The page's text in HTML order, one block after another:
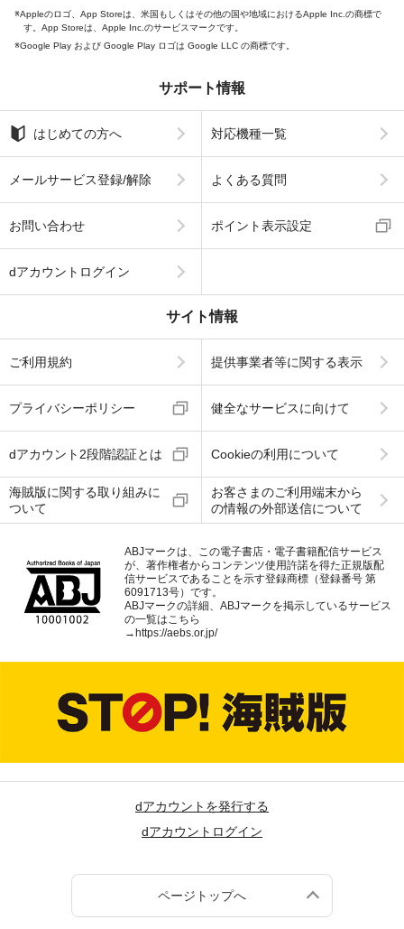
Appleのロゴ、App Storeは、米国もしくはその他の国や地域におけるApple Inc.の商標で
す。App Storeは、Apple Inc.のサービスマークです。
Google Play および Google Play ロゴは Google LLC の商標です。
サポート情報
はじめての方へ 対応機種一覧
メールサービス登録/解除 よくある質問
お問い合わせ ポイント表示設定
dアカウントログイン
サイト情報
ご利用規約 提供事業者等に関する表示
プライバシーポリシー 健全なサービスに向けて
dアカウント2段階認証とは Cookieの利用について
海賊版に関する取り組みに
ついて
お客さまのご利用端末から
の情報の外部送信について
ABJマークは、この電子書店・電子書籍配信サービス
が、著作権者からコンテンツ使用許諾を得た正規版配
信サービスであることを示す登録商標（登録番号 第
6091713号）です。
ABJマークの詳細、ABJマークを掲示しているサービス
の一覧はこちら
→https://aebs.or.jp/
dアカウントを発行する
dアカウントログイン
ページトップへ